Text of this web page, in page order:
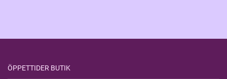
ÖPPETTIDER BUTIK